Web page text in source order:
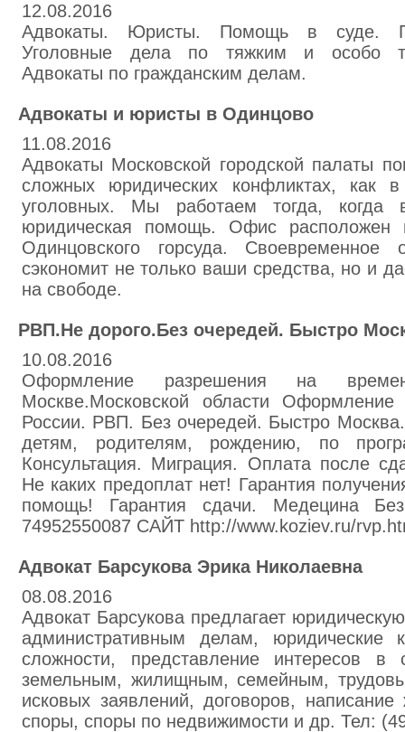
12.08.2016
Адвокаты. Юристы. Помощь в суде.
Уголовные дела по тяжким и особо
Адвокаты по гражданским делам.
Адвокаты и юристы в Одинцово
11.08.2016
Адвокаты Московской городской палаты
сложных юридических конфликтах, как
уголовных. Мы работаем тогда, когда
юридическая помощь. Офис расположен
Одинцовского горсуда. Своевременное
сэкономит не только ваши средства, но и
на свободе.
РВП.Не дорого.Без очередей. Быстро
10.08.2016
Оформление разрешения на
Москве.Московской области
России. РВП. Без очередей. Быстро
детям, родителям, рождению, по
Консультация. Миграция. Оплата после
Не каких предоплат нет! Гарантия
помощь! Гарантия сдачи. Медецина
74952550087 САЙТ http://www.koziev.ru/
Адвокат Барсукова Эрика Николаевна
08.08.2016
Адвокат Барсукова предлагает
административным делам, юридические
сложности, представление интересов в
земельным, жилищным, семейным,
исковых заявлений, договоров,
споры, споры по недвижимости и др. Тел: